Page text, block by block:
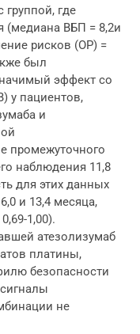
где
(медиана ВБП = 8,2и
рисков (ОР) =
был
эффект со
у пациентов,
и
промежуточного
наблюдения 11,8
для этих данных
и 13,4 месяца,
1,00).
атезолизумаб
платины,
безопасности
не